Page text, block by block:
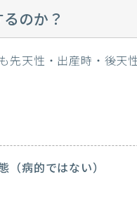
のか？
先天性・出産時・後天
病的ではない）